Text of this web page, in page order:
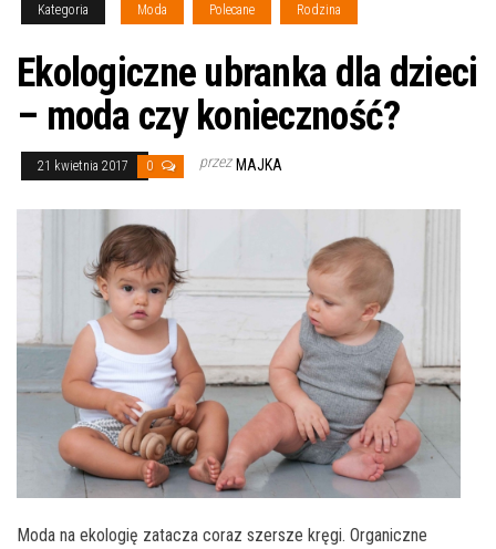
Kategoria Moda Polecane Rodzina
Ekologiczne ubranka dla dzieci
– moda czy konieczność?
21 kwietnia 2017 0 przez MAJKA
Moda na ekologię zatacza coraz szersze kręgi. Organiczne